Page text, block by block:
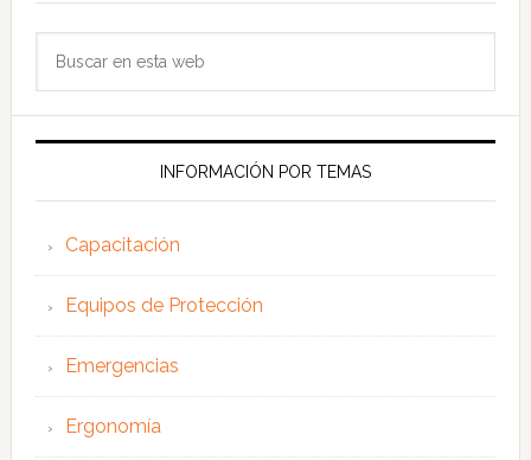
web
INFORMACIÓN POR TEMAS
Capacitación
Equipos de Protección
Emergencias
Ergonomía